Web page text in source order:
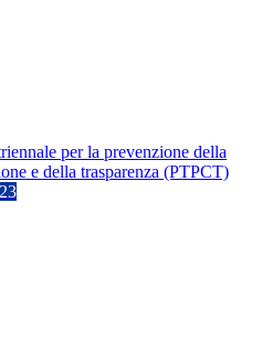
per la prevenzione della
e della trasparenza (PTPCT)
23